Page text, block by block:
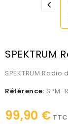
SPEKTRUM
SPEKTRUM Radio
Référence: SPM-
99,90 € TTC